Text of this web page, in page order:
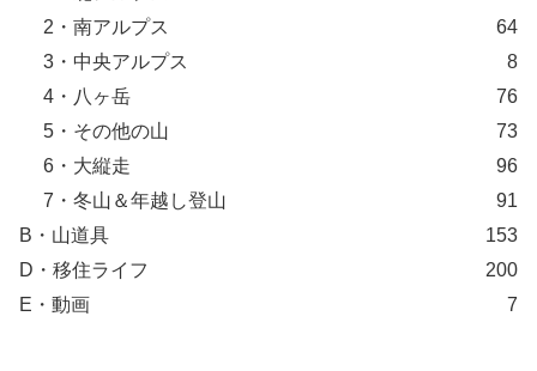
2・南アルプス
64
3・中央アルプス
8
4・八ヶ岳
76
5・その他の山
73
6・大縦走
96
7・冬山＆年越し登山
91
B・山道具
153
D・移住ライフ
200
E・動画
7